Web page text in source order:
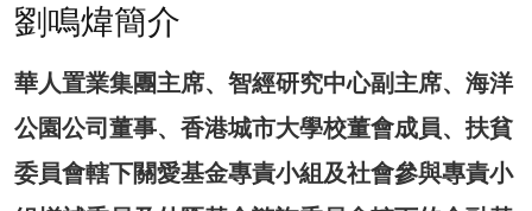
劉鳴煒簡介
華人置業集團主席、智經研究中心副主席、海洋
公園公司董事、香港城市大學校董會成員、扶貧
委員會轄下關愛基金專責小組及社會參與專責小